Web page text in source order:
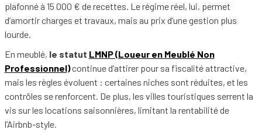
plafonné à 15 000 € de recettes. Le régime réel, lui, permet
d’amortir charges et travaux, mais au prix d’une gestion plus
lourde.
En meublé, le statut LMNP (Loueur en Meublé Non
Professionnel)continue d’attirer pour sa fiscalité attractive,
mais les règles évoluent : certaines niches sont réduites, et les
contrôles se renforcent. De plus, les villes touristiques serrent la
vis sur les locations saisonnières, limitant la rentabilité de
l’Airbnb-style.